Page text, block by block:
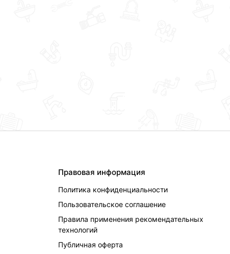
Правовая информация
Политика конфиденциальности
Пользовательское соглашение
Правила применения рекомендательных
технологий
Публичная оферта